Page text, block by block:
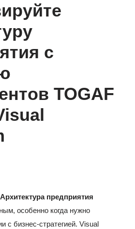
с
TOGAF
Архитектура предприятия
особенно когда нужно
с бизнес-стратегией. Visual